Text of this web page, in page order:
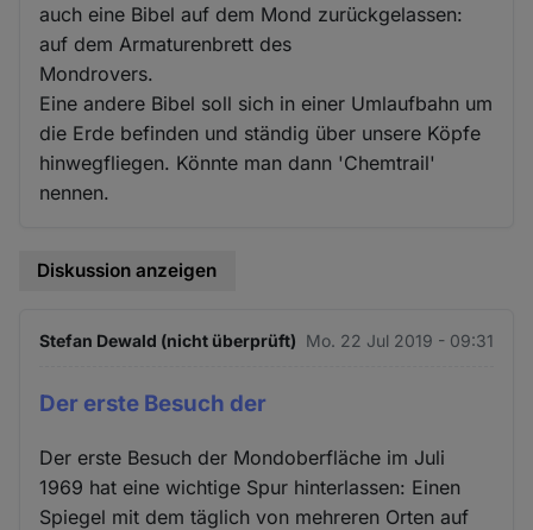
auch eine Bibel auf dem Mond zurückgelassen:
auf dem Armaturenbrett des
Mondrovers.
Eine andere Bibel soll sich in einer Umlaufbahn um
die Erde befinden und ständig über unsere Köpfe
hinwegfliegen. Könnte man dann 'Chemtrail'
nennen.
Diskussion anzeigen
Stefan Dewald (nicht überprüft) Mo. 22 Jul 2019 - 09:31
Der erste Besuch der
Der erste Besuch der Mondoberfläche im Juli
1969 hat eine wichtige Spur hinterlassen: Einen
Spiegel mit dem täglich von mehreren Orten auf